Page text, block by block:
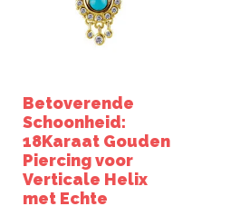
Betoverende
Schoonheid:
18Karaat Gouden
Piercing voor
Verticale Helix
met Echte